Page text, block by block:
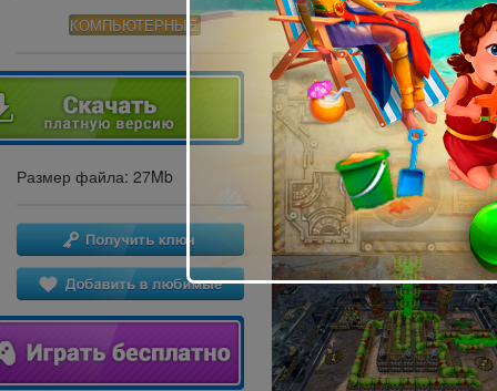
КОМПЬЮТЕРНЫЕ
Размер файла: 27Mb